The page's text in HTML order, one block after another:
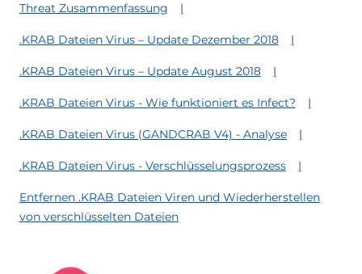
Threat Zusammenfassung
.KRAB Dateien Virus – Update Dezember 2018
.KRAB Dateien Virus – Update August 2018
.KRAB Dateien Virus - Wie funktioniert es Infect?
.KRAB Dateien Virus (GANDCRAB V4) - Analyse
.KRAB Dateien Virus - Verschlüsselungsprozess
Entfernen .KRAB Dateien Viren und Wiederherstellen
von verschlüsselten Dateien